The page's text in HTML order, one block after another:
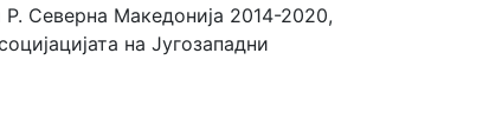
Северна Македонија 2014-2020,
на Југозападни